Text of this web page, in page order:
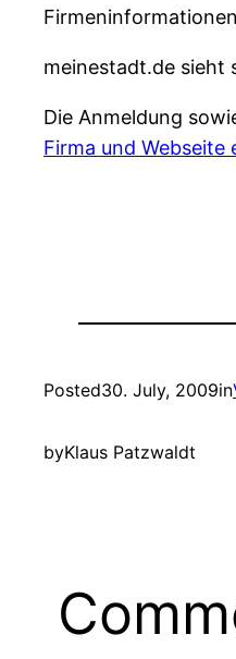
meinestadt.de sieht
Die Anmeldung
Firma und Webseite
Posted30. July, 2009in
byKlaus Patzwaldt